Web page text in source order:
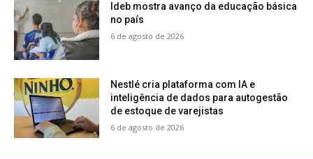
Ideb mostra avanço da educação básica
no país
6 de agosto de 2026
Nestlé cria plataforma com IA e
inteligência de dados para autogestão
de estoque de varejistas
6 de agosto de 2026